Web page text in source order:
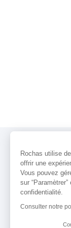
Rochas utilise
offrir une
Vous pouvez
sur
confidentialité.
Consulter notre